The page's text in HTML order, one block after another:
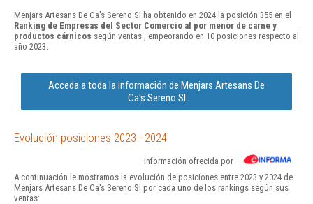
Menjars Artesans De Ca's Sereno Sl ha obtenido en 2024 la posición 355 en el
Ranking de Empresas del Sector Comercio al por menor de carne y
productos cárnicos según ventas , empeorando en 10 posiciones respecto al
año 2023.
Acceda a toda la información de Menjars Artesans De
Ca's Sereno Sl
Evolución posiciones 2023 - 2024
Información ofrecida por
A continuación le mostramos la evolución de posiciones entre 2023 y 2024 de
Menjars Artesans De Ca's Sereno Sl por cada uno de los rankings según sus
ventas: